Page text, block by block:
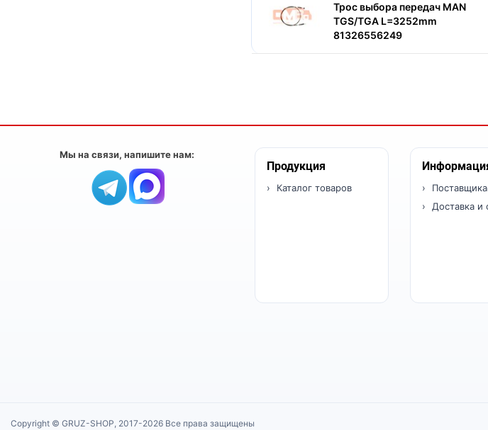
Трос выбора передач MAN
TGS/TGA L=3252mm
81326556249
Мы на связи, напишите нам:
Продукция
Каталог товаров
Доставка и
Copyright © GRUZ-SHOP, 2017-2026 Все права защищены